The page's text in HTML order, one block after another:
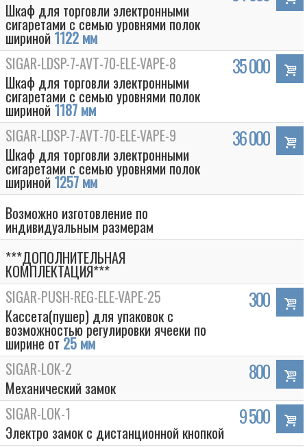
Box
Шкаф для торговли электронными
сигаретами с семью уровнями полок
шириной 1122 мм
SIGAR-LDSP-7-AVT-70-ELE-VAPE-8
Шкаф для торговли электронными
сигаретами с семью уровнями полок
шириной 1187 мм
35 000
SIGAR-LDSP-7-AVT-70-ELE-VAPE-9
Шкаф для торговли электронными
сигаретами с семью уровнями полок
шириной 1257 мм
36 000
Возможно изготовление по
индивидуальным размерам
***ДОПОЛНИТЕЛЬНАЯ
КОМПЛЕКТАЦИЯ***
SIGAR-PUSH-REG-ELE-VAPE-25
Кассета(пушер) для упаковок с
возможностью регулировки ячееки по
ширине от 25 мм
300
SIGAR-LOK-2
Механический замок
800
SIGAR-LOK-1
Электро замок с дистанционной кнопкой
9 500